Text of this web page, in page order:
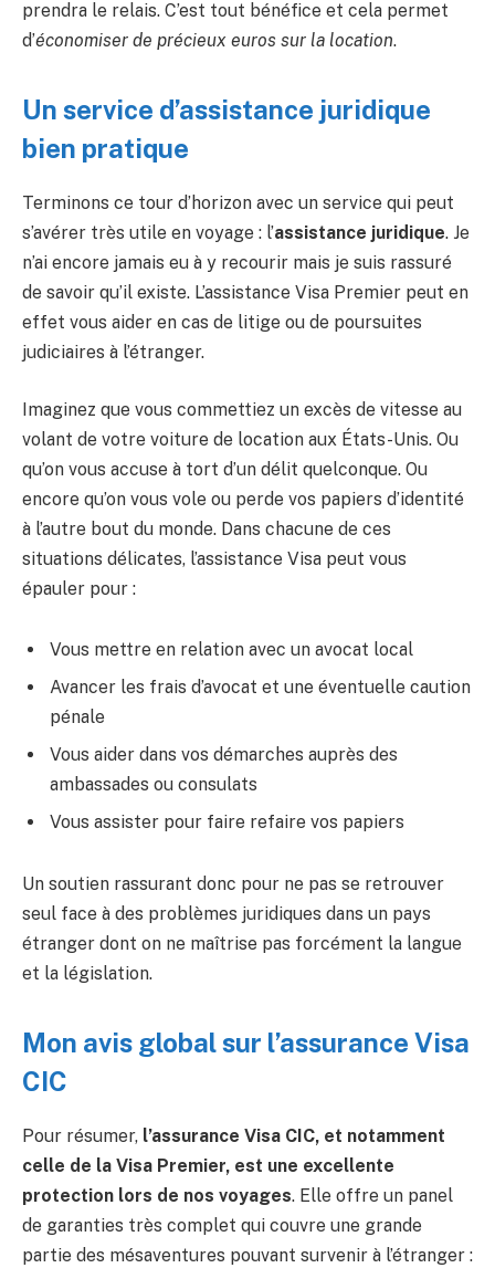
prendra le relais. C’est tout bénéfice et cela permet
d’économiser de précieux euros sur la location.
Un service d’assistance juridique
bien pratique
Terminons ce tour d’horizon avec un service qui peut
s’avérer très utile en voyage : l’assistance juridique. Je
n’ai encore jamais eu à y recourir mais je suis rassuré
de savoir qu’il existe. L’assistance Visa Premier peut en
effet vous aider en cas de litige ou de poursuites
judiciaires à l’étranger.
Imaginez que vous commettiez un excès de vitesse au
volant de votre voiture de location aux États-Unis. Ou
qu’on vous accuse à tort d’un délit quelconque. Ou
encore qu’on vous vole ou perde vos papiers d’identité
à l’autre bout du monde. Dans chacune de ces
situations délicates, l’assistance Visa peut vous
épauler pour :
Vous mettre en relation avec un avocat local
Avancer les frais d’avocat et une éventuelle caution
pénale
Vous aider dans vos démarches auprès des
ambassades ou consulats
Vous assister pour faire refaire vos papiers
Un soutien rassurant donc pour ne pas se retrouver
seul face à des problèmes juridiques dans un pays
étranger dont on ne maîtrise pas forcément la langue
et la législation.
Mon avis global sur l’assurance Visa
CIC
Pour résumer, l’assurance Visa CIC, et notamment
celle de la Visa Premier, est une excellente
protection lors de nos voyages. Elle offre un panel
de garanties très complet qui couvre une grande
partie des mésaventures pouvant survenir à l’étranger :